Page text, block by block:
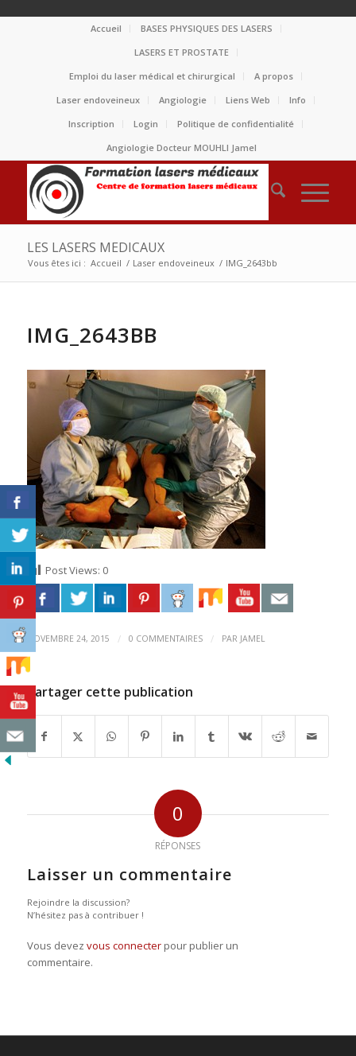
Accueil
BASES PHYSIQUES DES LASERS
LASERS ET PROSTATE
Emploi du laser médical et chirurgical
A propos
Laser endoveineux
Angiologie Liens Web
Info
Inscription
Login
Politique de confidentialité
Angiologie Docteur MOUHLI Jamel
LES LASERS MEDICAUX
Vous êtes ici : Accueil / Laser endoveineux / IMG_2643bb
IMG_2643BB
Post Views: 0
NOVEMBRE 24, 2015 / 0 COMMENTAIRES / PAR JAMEL
Partager cette publication
0
RÉPONSES
Laisser un commentaire
Rejoindre la discussion?
N’hésitez pas à contribuer !
Vous devez vous connecterpour publier un
commentaire.